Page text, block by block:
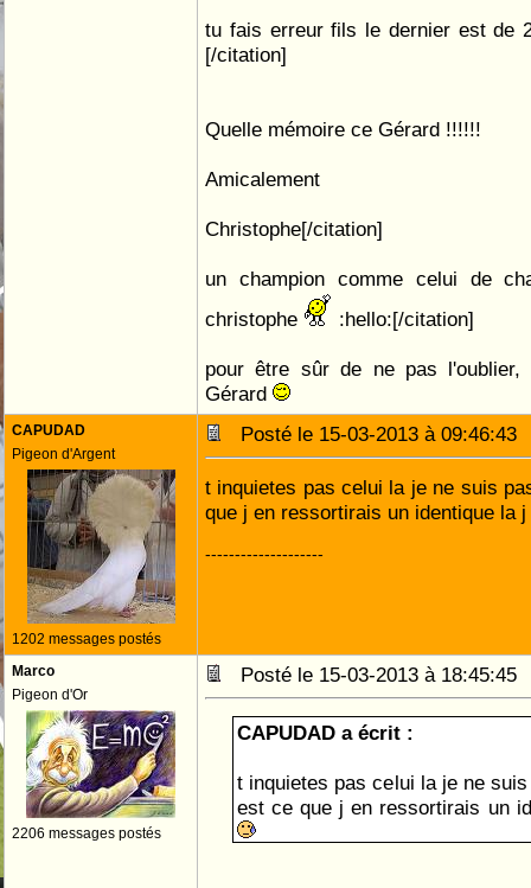
tu fais erreur fils le dernier est de
[/citation]
Quelle mémoire ce Gérard !!!!!!
Amicalement
Christophe[/citation]
un champion comme celui de
christophe
:hello:[/citation]
pour être sûr de ne pas l'oublier,
Gérard
CAPUDAD
Pigeon d'Argent
1202 messages postés
Posté le 15-03-2013 à
t inquietes pas celui la je ne suis
que j en ressortirais un identique la
--------------------
Marco
Pigeon d'Or
2206 messages postés
Posté le 15-03-2013 à
CAPUDAD a écrit :
t inquietes pas celui la je ne
est ce que j en ressortirais un